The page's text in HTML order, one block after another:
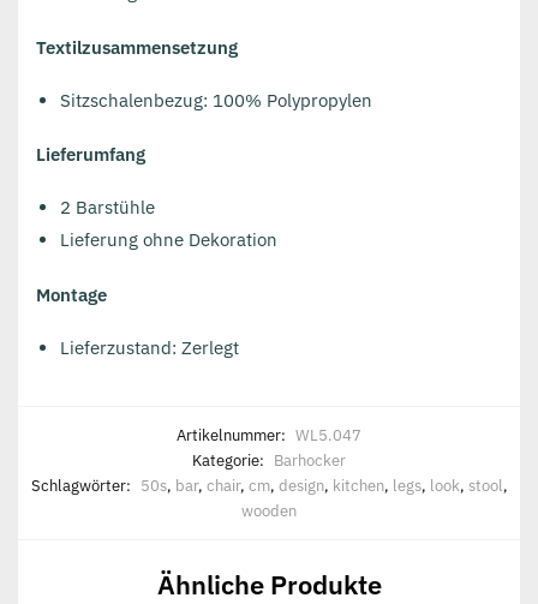
Textilzusammensetzung
Sitzschalenbezug: 100% Polypropylen
Lieferumfang
2 Barstühle
Lieferung ohne Dekoration
Montage
Lieferzustand: Zerlegt
Artikelnummer: WL5.047
Kategorie: Barhocker
Schlagwörter: 50s, bar, chair, cm, design, kitchen, legs, look, stool,
wooden
Ähnliche Produkte